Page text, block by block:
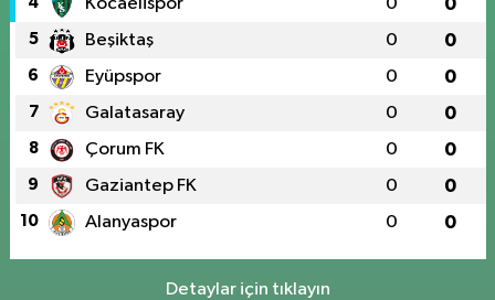
5 Beşiktaş 0 0
6 Eyüpspor 0 0
7 Galatasaray 0 0
8 Çorum FK 0 0
9 Gaziantep FK 0 0
10 Alanyaspor 0 0
Detaylar için tıklayın